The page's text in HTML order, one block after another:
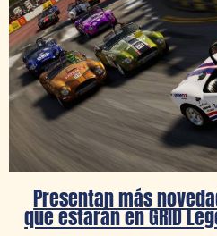
Presentan más
que estarán en GRID